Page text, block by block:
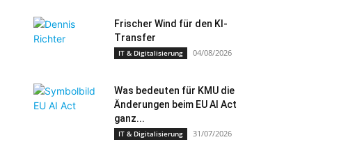
Frischer Wind für den KI-
Transfer
IT & Digitalisierung 04/08/2026
Was bedeuten für KMU die
Änderungen beim EU AI Act
ganz...
IT & Digitalisierung 31/07/2026